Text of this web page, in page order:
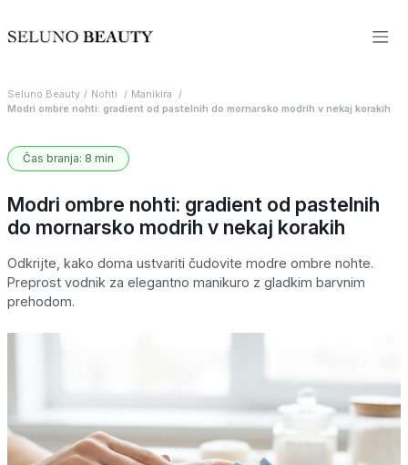
Seluno Beauty Nohti
Manikira
Modri ombre nohti: gradient od pastelnih do mornarsko modrih v nekaj korakih
Čas branja: 8 min
Modri ombre nohti: gradient od pastelnih
do mornarsko modrih v nekaj korakih
Odkrijte, kako doma ustvariti čudovite modre ombre nohte.
Preprost vodnik za elegantno manikuro z gladkim barvnim
prehodom.